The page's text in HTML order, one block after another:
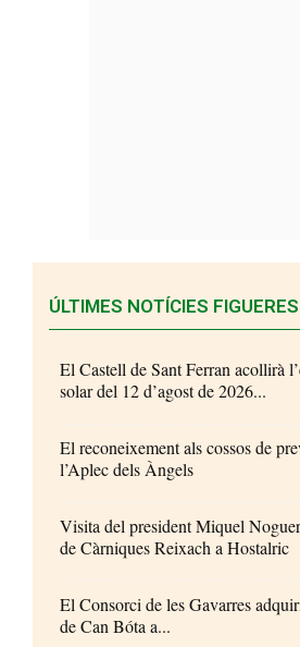
ÚLTIMES NOTÍCIES FIGUERES
El Castell de Sant Ferran acollirà
solar del 12 d’agost de 2026...
El reconeixement als cossos de
l’Aplec dels Àngels
Visita del president Miquel
de Càrniques Reixach a Hostalric
El Consorci de les Gavarres
de Can Bóta a...